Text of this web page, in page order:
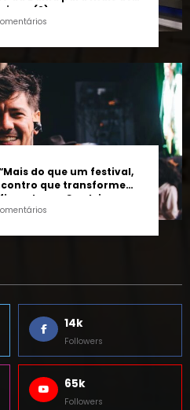
do que um festival,
Lucas Cordeiro
65k